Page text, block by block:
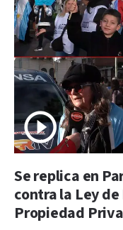
Se replica en
contra la Ley
Propiedad